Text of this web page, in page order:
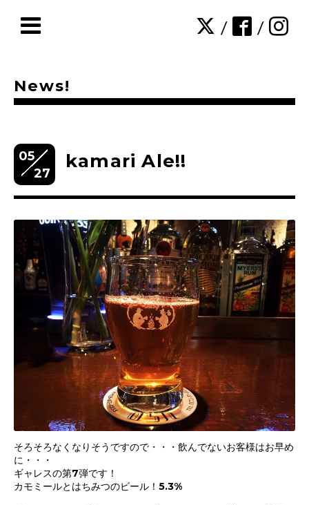
/ /
News!
05
27
kamari Ale!!
そろそろなくなりそうですので・・・飲んでないお客様はお早め
に・・・
ギャレスの第7弾です！
カモミールとはちみつのビール！5.3%